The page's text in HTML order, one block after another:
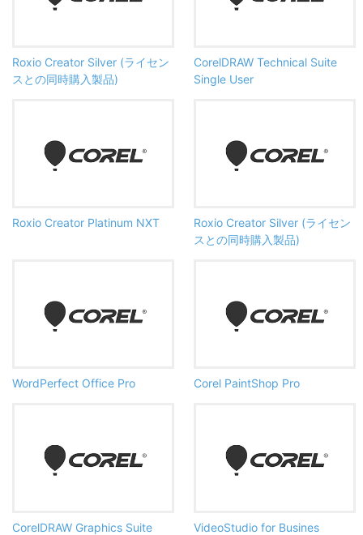
Roxio Creator Silver (ライセン
スとの同時購入製品)
CorelDRAW Technical Suite
Single User
Roxio Creator Platinum NXT
Roxio Creator Silver (ライセン
スとの同時購入製品)
WordPerfect Office Pro Corel PaintShop Pro
CorelDRAW Graphics Suite
VideoStudio for Busines